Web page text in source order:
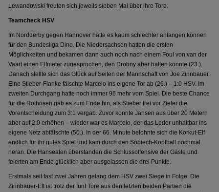
Lewandowski freuten sich jeweils sieben Mal über ihre Tore.
Teamcheck HSV
Im Nordderby gegen Hannover hätte es kaum schlechter anfangen können
für den Bundesliga Dino. Die Niedersachsen hatten die ersten
Möglichkeiten und bekamen dann auch noch nach einem Foul von van der
Vaart einen Elfmeter zugesprochen, den Drobny aber halten konnte (23.).
Danach stellte sich das Glück auf Seiten der Mannschaft von Joe Zinnbauer.
Eine Stieber-Flanke fälschte Marcelo ins eigene Tor ab (26.) – 1:0 HSV. Im
zweiten Durchgang hatte noch immer 96 mehr vom Spiel. Die beste Chance
für die Rothosen gab es zum Ende hin, als Stieber frei vor Zieler die
Vorentscheidung zum 3:1 vergab. Zuvor konnte Jansen aus über 20 Metern
aber auf 2:0 erhöhen – wieder war es Marcelo, der das Leder unhaltbar ins
eigene Netz abfälschte (50.). In der 66. Minute belohnte sich die Korkut-Elf
endlich für ihr gutes Spiel und kam durch den Sobiech-Kopfball nochmal
heran. Die Hanseaten überstanden die Schlussoffensive der Gäste und
feierten am Ende glücklich aber ausgelassen die drei Punkte.
Erstmals seit fast zwei Jahren gelang dem HSV zwei Siege in Folge. Die
Zinnbauer-Elf ist trotz der fünf Tore aus den letzten beiden Partien die